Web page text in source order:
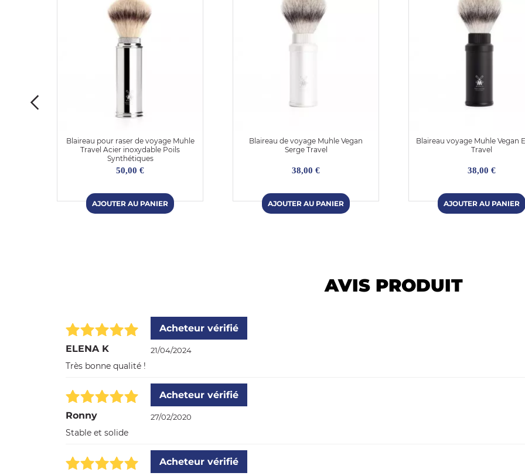
Blaireau pour raser de voyage Muhle
Travel Acier inoxydable Poils
Synthétiques
50,00 €
Blaireau de voyage Muhle Vegan
Serge Travel
38,00 €
Blaireau voyage Muhle Vegan
Travel
38,00 €
AVIS PRODUIT
ELENA K
Acheteur vérifié
21/04/2024
Très bonne qualité !
Ronny
Acheteur vérifié
27/02/2020
Stable et solide
Acheteur vérifié